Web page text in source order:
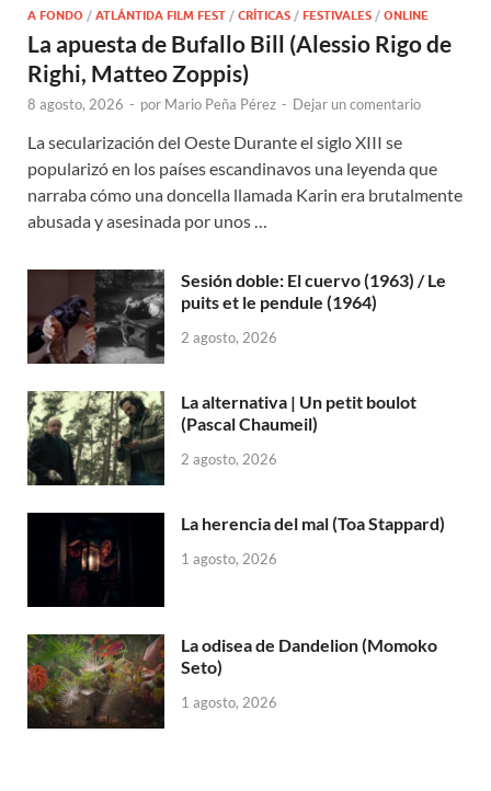
A FONDO / ATLÁNTIDA FILM FEST / CRÍTICAS / FESTIVALES / ONLINE
La apuesta de Bufallo Bill (Alessio Rigo de
Righi, Matteo Zoppis)
8 agosto, 2026 - por Mario Peña Pérez - Dejar un comentario
La secularización del Oeste Durante el siglo XIII se
popularizó en los países escandinavos una leyenda que
narraba cómo una doncella llamada Karin era brutalmente
abusada y asesinada por unos …
Sesión doble: El cuervo (1963) / Le
puits et le pendule (1964)
2 agosto, 2026
La alternativa | Un petit boulot
(Pascal Chaumeil)
2 agosto, 2026
La herencia del mal (Toa Stappard)
1 agosto, 2026
La odisea de Dandelion (Momoko
Seto)
1 agosto, 2026